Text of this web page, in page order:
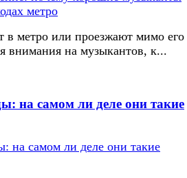
в метро или проезжают мимо его
внимания на музыкантов, к...
на самом ли деле они такие